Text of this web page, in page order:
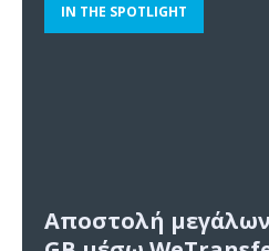
IN THE SPOTLIGHT
Αποστολή